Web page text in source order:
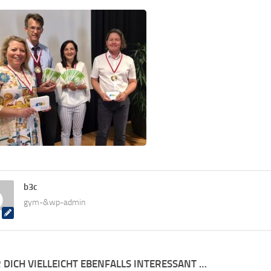
b3c
gym-&wp-admin
DICH VIELLEICHT EBENFALLS INTERESSANT …